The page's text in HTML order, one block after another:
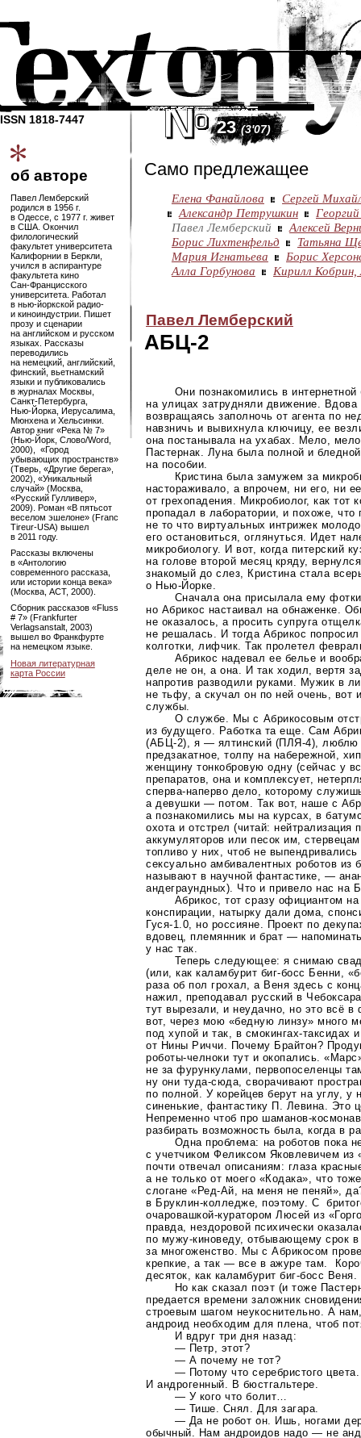
ISSN 1818-7447
об авторе
Павел Лемберский
родился в 1956 г.
в Одессе, с 1977 г. живет
в США. Окончил
филологический
факультет университета
Калифорнии в Беркли,
учился в аспирантуре
факультета кино
Сан-Францисского
университета. Работал
в нью-йоркскойрадио-
и киноиндустрии. Пишет
прозу и сценарии
на английском и русском
языках. Рассказы
переводились
на немецкий, английский,
финский, вьетнамский
языки и публиковались
в журналах Москвы,
Санкт-Петербурга,
Нью-Йорка, Иерусалима,
Мюнхена и Хельсинки.
Автор книг «Река № 7»
(Нью-Йорк, Слово/Word,
2000), «Город
убывающих пространств»
(Тверь, «Другие берега»,
2002), «Уникальный
случай» (Москва,
«Русский Гулливер»,
2009). Роман «В пятьсот
веселом эшелоне» (Franc
Tireur-USA) вышел
в 2011 году.
Рассказы включены
в «Антологию
современного рассказа,
или истории конца века»
(Москва, АСТ, 2000).
Сборник рассказов «Fluss
# 7» (Frankfurter
Verlagsanstalt, 2003)
вышел во Франкфурте
на немецком языке.
Новая литературная
карта России
23(3'07)
Само предлежащее
Елена Фанайлова
Сергей
Александр Петрушкин
Павел Лемберский
Алексей
Борис Лихтенфельд
Татьяна
Мария Игнатьева
Борис
Алла Горбунова
Кирилл Кобрин,
Павел Лемберский
АБЦ-2
Они познакомились в
на улицах затрудняли движение. Вдова
возвращаясь заполночь от агента по
навзничь и вывихнула ключицу, ее
она постанывала на ухабах. Мело,
Пастернак. Луна была полной и
на пособии.
Кристина была замужем за
настораживало, а впрочем, ни его, ни
от грехопадения. Микробиолог, как
пропадал в лаборатории, и похоже, что
не то что виртуальных интрижек
его остановиться, оглянуться. Идет
микробиологу. И вот, когда питерский
на голове второй месяц кряду,
знакомый до слез, Кристина стала
о Нью-Йорке
Сначала она присылала ему
но Абрикос настаивал на обнаженке.
не оказалось, а просить супруга
не решалась. И тогда Абрикос
колготки, лифчик. Так пролетел
Абрикос надевал ее белье и
деле не он, а она. И так ходил, вертя
напротив разводили руками. Мужик в
не тьфу, а скучал он по ней очень, вот
службы.
О службе. Мы с Абрикосовым
из будущего. Работка та еще. Сам
(АБЦ-2) , я — ялтинский (ПЛЯ-4) , люблю
предзакатное, толпу на набережной,
женщину тонкобровую одну (сейчас у
препаратов, она и комплексует,
сперва-наперво дело, которому
а девушки — потом. Так вот, наше с
а познакомились мы на курсах, в
охота и отстрел (читай: нейтрализация
аккумуляторов или песок им,
топливо у них, чтоб не
сексуально амбивалентных роботов
называют в научной фантастике, —
андеграундных). Что и привело нас на
Абрикос, тот сразу официантом
конспирации, натырку дали дома,
Гуся-1 .0, но россияне. Проект по
вдовец, племянник и брат —
у нас так.
Теперь следующее: я снимаю
(или, как каламбурит биг-босс Бенни,
раза об пол грохал, а Веня здесь с
нажил, преподавал русский в
тут вырезали, и неудачно, но это всё
вот, через мою «бедную линзу» много
под хупой и так, в смокингах-таксидах
от Нины Риччи. Почему Брайтон?
роботы-челноки тут и окопались.
не за фурункулами, первопоселенцы
ну они туда-сюда , сворачивают
по полной. У корейцев берут на углу,
синенькие, фантастику П. Левина. Это
Непременно чтоб прошаманов-
разбирать возможность была, когда в
Одна проблема: на роботов пока
с учетчиком Феликсом Яковлевичем
почти отвечал описаниям: глаза
а не только от моего «Кодака», что
слогане«Ред-Ай , на меня не пеняй»,
в Бруклин-колледже , поэтому. С
очаровашкой-куратором Люсей из
правда, нездоровой психически
по мужу-киноведу, отбывающему срок
за многоженство. Мы с Абрикосом
крепкие, а так — все в ажуре там.
десяток, как каламбуритбиг-босс Веня.
Но как сказал поэт (и тоже
предается времени заложник
строевым шагом неукоснительно. А
андроид необходим для плена, чтоб
И вдруг три дня назад:
— Петр, этот?
— А почему не тот?
— Потому что серебристого
И андрогенный. В бюстгальтере.
— У кого что болит…
— Тише. Снял. Для загара.
— Да не робот он. Ишь, ногами
обычный. Нам андроидов надо — не